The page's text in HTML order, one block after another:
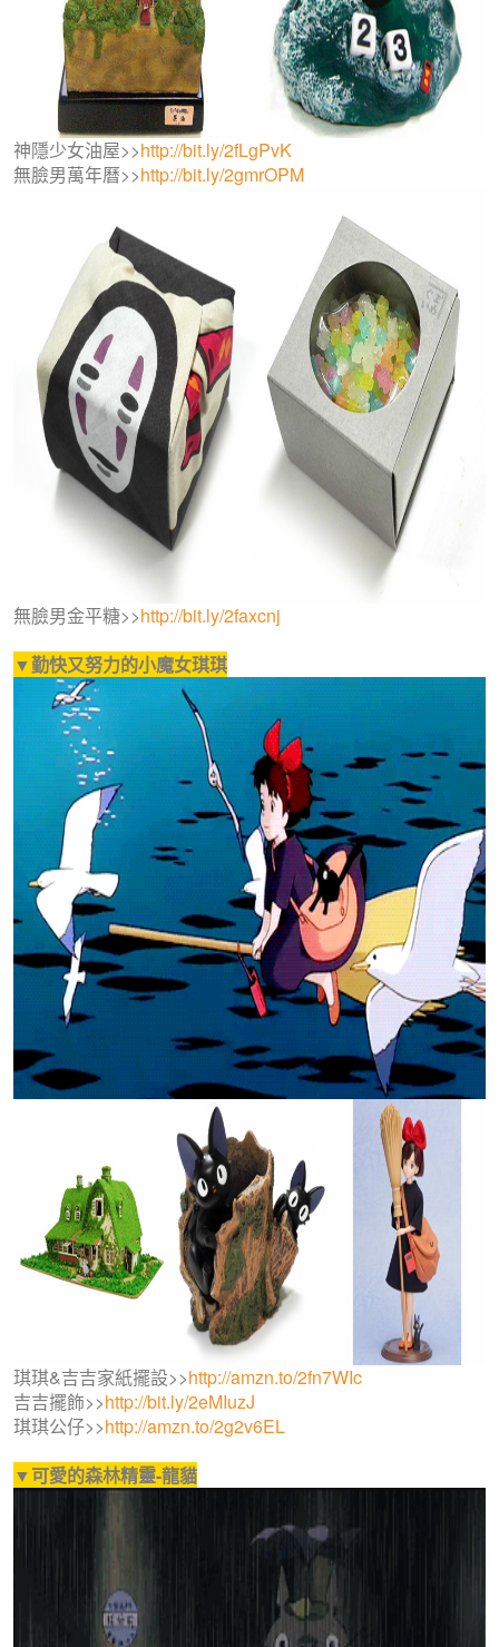
神隱少女油屋>>http://bit.ly/2fLgPvK
無臉男萬年曆>>http://bit.ly/2gmrOPM
無臉男金平糖>>http://bit.ly/2faxcnj
▼勤快又努力的小魔女琪琪
琪琪&吉吉家紙擺設>>http://amzn.to/2fn7WIc
吉吉擺飾>>http://bit.ly/2eMIuzJ
琪琪公仔>>http://amzn.to/2g2v6EL
▼可愛的森林精靈-龍貓